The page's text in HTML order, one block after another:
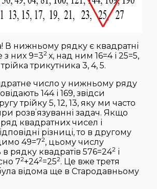
В нижньому рядку є квадратні
них 9=32 х, над ним 16=4 і 25=5,
трикутника 3, 4, 5.
число у нижньому ряду
144 і 169, звідси
трійку 5, 12, 13, яку ми часто
розв‘язуванні задач. Якщо
квадратних чисел і
різниці, то в другому
49=72, цьому числу
в рядку квадратів 576=242 і
72+242=252. Це вже третя
відома ще в Стародавньому